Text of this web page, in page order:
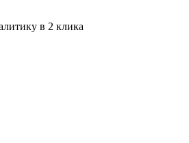
в 2 клика